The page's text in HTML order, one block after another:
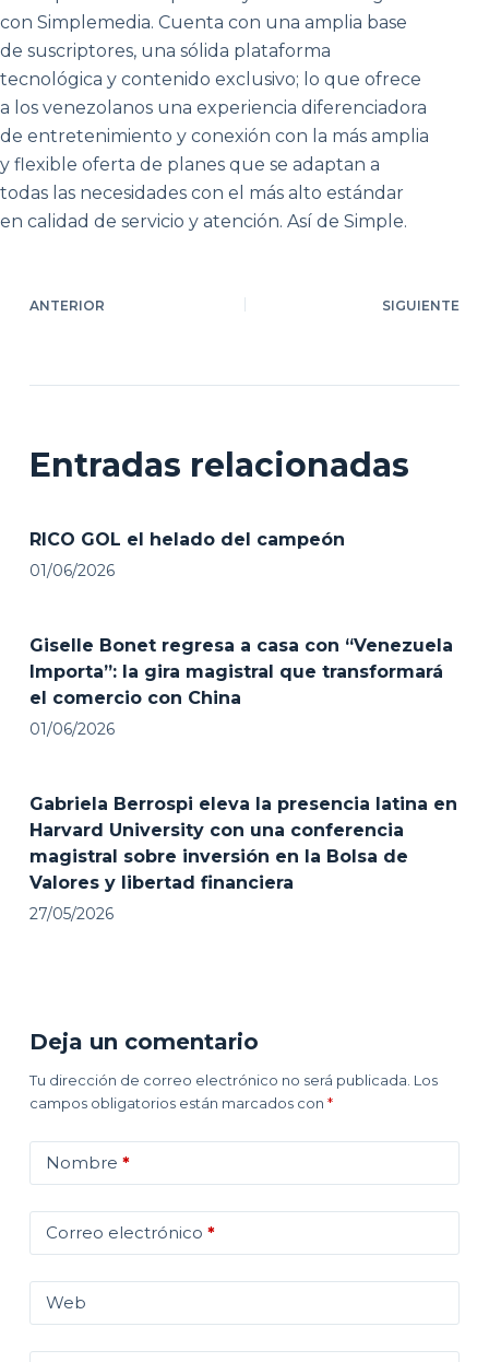
con Simplemedia. Cuenta con una amplia base
de suscriptores, una sólida plataforma
tecnológica y contenido exclusivo; lo que ofrece
a los venezolanos una experiencia diferenciadora
de entretenimiento y conexión con la más amplia
y flexible oferta de planes que se adaptan a
todas las necesidades con el más alto estándar
en calidad de servicio y atención. Así de Simple.
ANTERIOR SIGUIENTE
Entradas relacionadas
RICO GOL el helado del campeón
01/06/2026
Giselle Bonet regresa a casa con “Venezuela
Importa”: la gira magistral que transformará
el comercio con China
01/06/2026
Gabriela Berrospi eleva la presencia latina en
Harvard University con una conferencia
magistral sobre inversión en la Bolsa de
Valores y libertad financiera
27/05/2026
Deja un comentario
Tu dirección de correo electrónico no será publicada. Los
campos obligatorios están marcados con *
Nombre *
Correo electrónico *
Web